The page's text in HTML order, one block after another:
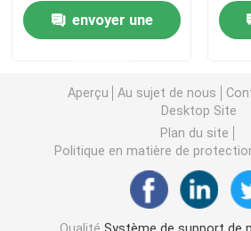
Composants en
aluminium Adaptés aux
petites et grandes
envoyer une
Aperçu Au sujet de nous
Desktop Site
Plan du site
Politique en matière de
QualitéSystème de support de